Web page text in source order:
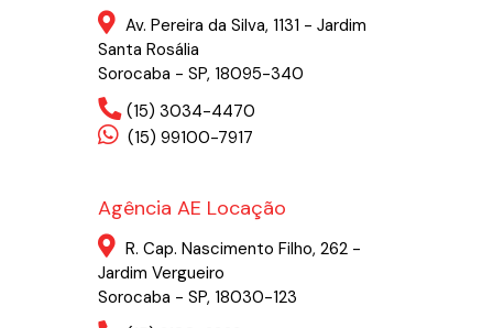
Av. Pereira da Silva, 1131 - Jardim
Santa Rosália
Sorocaba - SP, 18095-340
(15) 3034-4470
(15) 99100-7917
Agência AE Locação
R. Cap. Nascimento Filho, 262 -
Jardim Vergueiro
Sorocaba - SP, 18030-123